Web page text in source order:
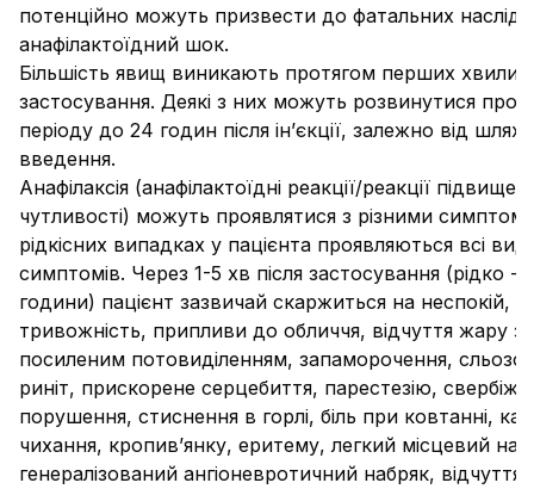
потенційно можуть призвести до фатальних
анафілактоїдний шок.
Більшість явищ виникають протягом перших хвилин
застосування. Деякі з них можуть розвинутися
періоду до 24 годин після ін’єкції, залежно від шляху
введення.
Анафілаксія (анафілактоїдні реакції/реакції
чутливості) можуть проявлятися з різними
рідкісних випадках у пацієнта проявляються всі
симптомів. Через 1-5 хв після застосування (рідко -
години) пацієнт зазвичай скаржиться на неспокій,
тривожність, припливи до обличчя, відчуття жару з
посиленим потовиділенням, запаморочення,
риніт, прискорене серцебиття, парестезію, свербіж,
порушення, стиснення в горлі, біль при ковтанні,
чихання, кропив’янку, еритему, легкий місцевий
генералізований ангіоневротичний набряк, відчуття